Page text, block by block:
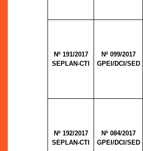
Nº 191/2017
SEPLAN-CTI
Nº 099/2017
GPEI/DCI/SED
Nº 192/2017
SEPLAN-CTI
Nº 084/2017
GPEI/DCI/SED